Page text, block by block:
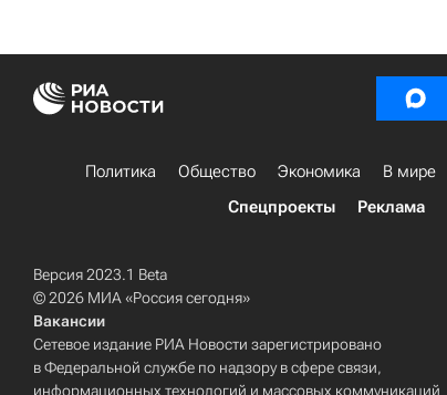
Политика Общество Экономика В мире
Спецпроекты
Реклама
Версия 2023.1 Beta
© 2026 МИА «Россия сегодня»
Вакансии
Сетевое издание РИА Новости зарегистрировано
в Федеральной службе по надзору в сфере связи,
информационных технологий и массовых коммуникаций